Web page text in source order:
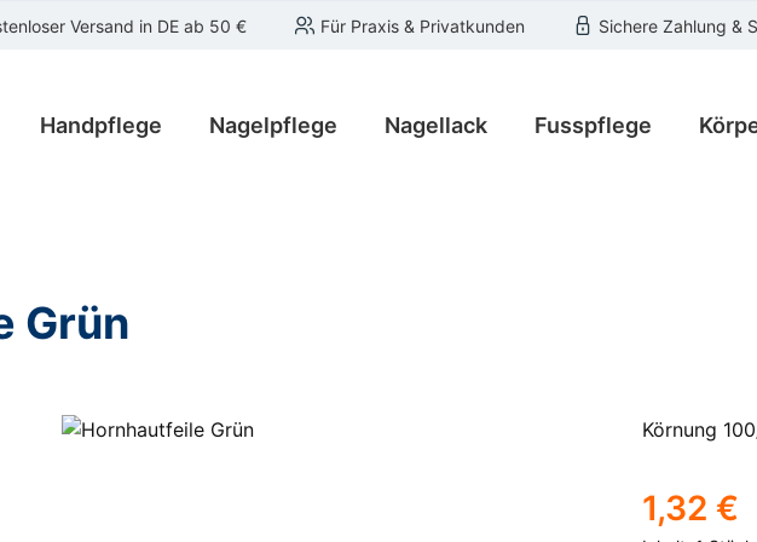
Versand in DE ab 50 € Für Praxis & Privatkunden Sichere Zahlung &
Handpflege Nagelpflege Nagellack Fusspflege
Grün
Körnung
Regulärer
1,32 €